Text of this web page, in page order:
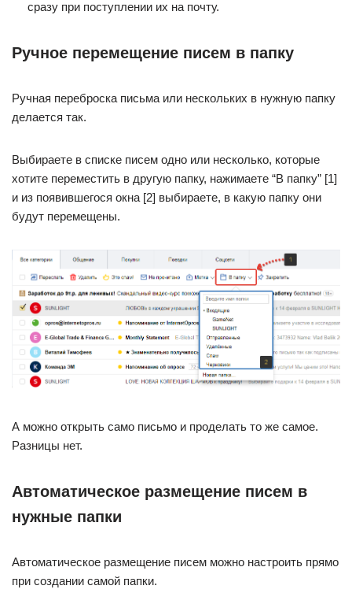
сразу при поступлении их на почту.
Ручное перемещение писем в папку
Ручная переброска письма или нескольких в нужную папку
делается так.
Выбираете в списке писем одно или несколько, которые
хотите переместить в другую папку, нажимаете “В папку” [1]
и из появившегося окна [2] выбираете, в какую папку они
будут перемещены.
А можно открыть само письмо и проделать то же самое.
Разницы нет.
Автоматическое размещение писем в
нужные папки
Автоматическое размещение писем можно настроить прямо
при создании самой папки.